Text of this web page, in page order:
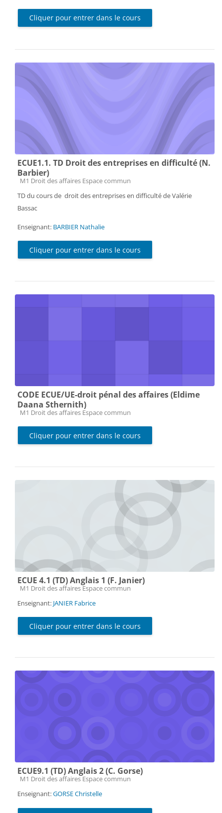
Cliquer pour entrer dans le cours
ECUE1.1. TD Droit des entreprises en difficulté (N.
Barbier)
Catégorie de cours
M1 Droit des affaires Espace commun
TD du cours de droit des entreprises en difficulté de Valérie
Bassac
Enseignant: BARBIER Nathalie
Cliquer pour entrer dans le cours
CODE ECUE/UE-droit pénal des affaires (Eldime
Daana Sthernith)
Catégorie de cours
M1 Droit des affaires Espace commun
Cliquer pour entrer dans le cours
ECUE 4.1 (TD) Anglais 1 (F. Janier)
Catégorie de cours
M1 Droit des affaires Espace commun
Enseignant: JANIER Fabrice
Cliquer pour entrer dans le cours
ECUE9.1 (TD) Anglais 2 (C. Gorse)
Catégorie de cours
M1 Droit des affaires Espace commun
Enseignant:GORSE Christelle